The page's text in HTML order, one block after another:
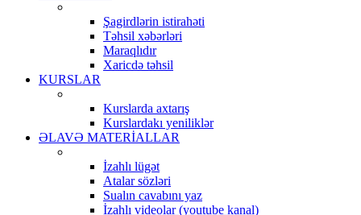
Şagirdlərin istirahəti
Təhsil xəbərləri
Maraqlıdır
Xaricdə təhsil
KURSLAR
Kurslarda axtarış
Kurslardakı yeniliklər
ƏLAVƏ MATERİALLAR
İzahlı lügət
Atalar sözləri
Sualın cavabını yaz
İzahlı videolar (youtube kanal)